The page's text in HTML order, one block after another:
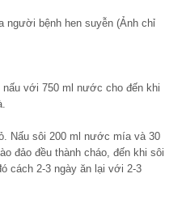
người bệnh hen suyễn (Ảnh chỉ
với 750 ml nước cho đến khi
Nấu sôi 200 ml nước mía và 30
đảo đều thành cháo, đến khi sôi
cách 2-3 ngày ăn lại với 2-3